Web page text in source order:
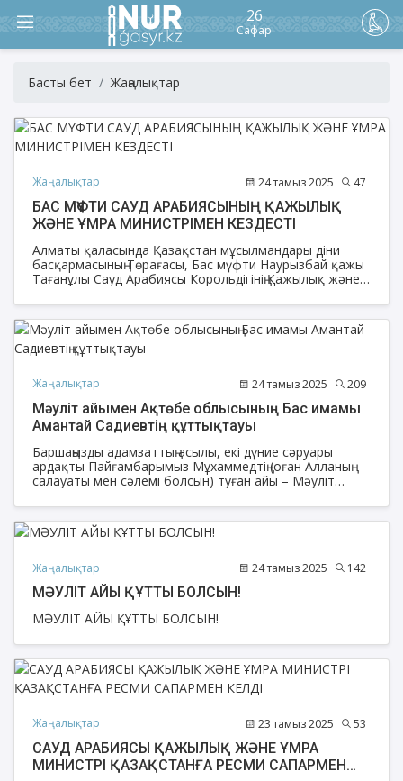
26
Сафар
Басты бет Жаңалықтар
Жаңалықтар 24 тамыз 2025 47
БАС МҮФТИ САУД АРАБИЯСЫНЫҢ ҚАЖЫЛЫҚ
ЖӘНЕ ҰМРА МИНИСТРІМЕН КЕЗДЕСТІ
Алматы қаласында Қазақстан мұсылмандары діни
басқармасының Төрағасы, Бас мүфти Наурызбай қажы
Тағанұлы Сауд Арабиясы Корольдігінің Қажылық және
кездесу өткізді.
Жаңалықтар 24 тамыз 2025 209
Мәуліт айымен Ақтөбе облысының Бас имамы
Амантай Садиевтің құттықтауы
Баршаңызды адамзаттың асылы, екі дүние сәруары
ардақты Пайғамбарымыз Мұхаммедтің (оған Алланың
салауаты мен сәлемі болсын) туған айы – Мәуліт
Жаңалықтар 24 тамыз 2025 142
МӘУЛІТ АЙЫ ҚҰТТЫ БОЛСЫН!
МӘУЛІТ АЙЫ ҚҰТТЫ БОЛСЫН!
Жаңалықтар 23 тамыз 2025 53
САУД АРАБИЯСЫ ҚАЖЫЛЫҚ ЖӘНЕ ҰМРА
МИНИСТРІ ҚАЗАҚСТАНҒА РЕСМИ САПАРМЕН